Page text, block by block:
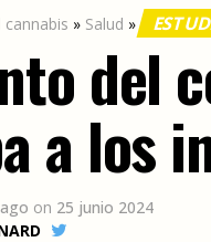
» Salud »
del
a los
on 25 junio 2024